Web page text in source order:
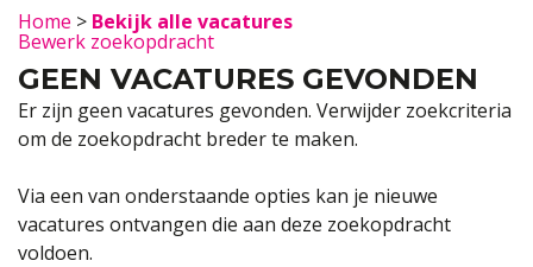
Home > Bekijk alle vacatures
Bewerk zoekopdracht
GEEN VACATURES GEVONDEN
Er zijn geen vacatures gevonden. Verwijder zoekcriteria
om de zoekopdracht breder te maken.
Via een van onderstaande opties kan je nieuwe
vacatures ontvangen die aan deze zoekopdracht
voldoen.